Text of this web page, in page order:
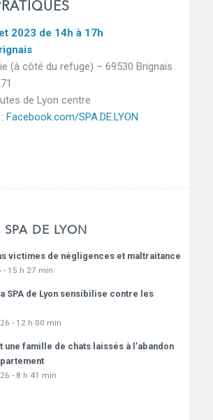
2023 de 14h à 17h
(à côté du refuge) – 69530 Brignais
de Lyon centre
Facebook.com/SPA.DE.LYON
DE LYON
victimes de négligences et maltraitance
- 15 h 27 min
SPA de Lyon sensibilise contre les
- 12 h 00 min
une famille de chats laissés à l’abandon
- 8 h 41 min